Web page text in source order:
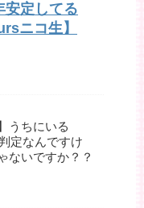
安定してる
ニコ生】
うちにいる
定なんですけ
ないですか？？